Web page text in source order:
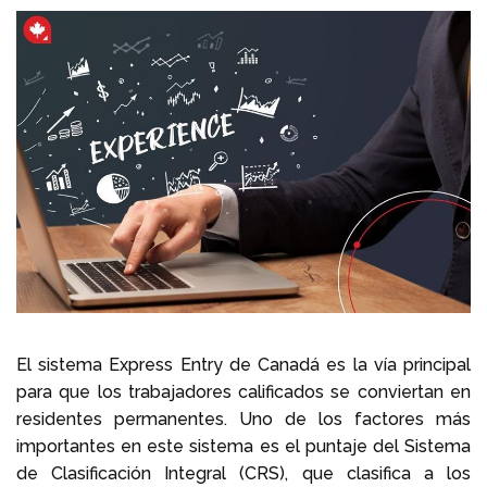
El sistema Express Entry de Canadá es la vía principal
para que los trabajadores calificados se conviertan en
residentes permanentes. Uno de los factores más
importantes en este sistema es el puntaje del Sistema
de Clasificación Integral (CRS), que clasifica a los
Llámenos al+1 604 449 1200